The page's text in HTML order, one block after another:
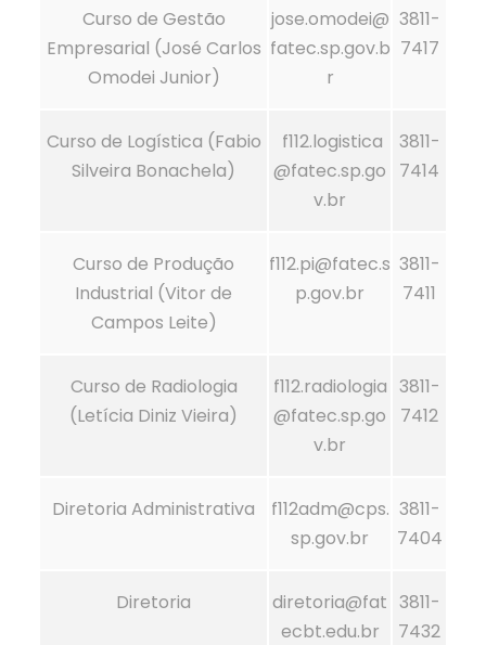
Curso de Gestão
Empresarial (José Carlos
Omodei Junior)
jose.omodei@
fatec.sp.gov.b
r
3811-
7417
Curso de Logística (Fabio
Silveira Bonachela)
f112.logistica
@fatec.sp.go
v.br
3811-
7414
Curso de Produção
Industrial (Vitor de
Campos Leite)
f112.pi@fatec.s
p.gov.br
3811-
7411
Curso de Radiologia
(Letícia Diniz Vieira)
f112.radiologia
@fatec.sp.go
v.br
3811-
7412
Diretoria Administrativa
f112adm@cps.
sp.gov.br
3811-
7404
Diretoria
diretoria@fat
ecbt.edu.br
3811-
7432